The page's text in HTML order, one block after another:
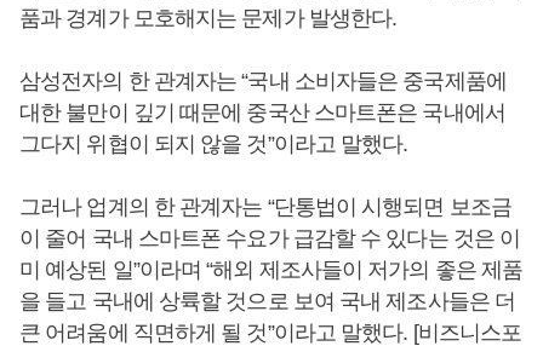
품과 경계가 모호해지는 문제가 발생한다.
삼성전자의 한 관계자는 “국내 소비자들은 중국제품에
대한 불만이 깊기 때문에 중국산 스마트폰은 국내에서
그다지 위협이 되지 않을 것”이라고 말했다.
그러나 업계의 한 관계자는 “단통법이 시행되면 보조금
이 줄어 국내 스마트폰 수요가 급감할 수 있다는 것은 이
미 예상된 일”이라며 “해외 제조사들이 저가의 좋은 제품
을 들고 국내에 상륙할 것으로 보여 국내 제조사들은 더
큰 어려움에 직면하게 될 것”이라고 말했다. [비즈니스포